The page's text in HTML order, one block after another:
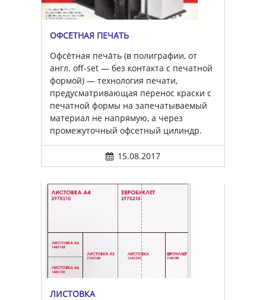
ОФСЕ́ТНАЯ ПЕЧА́ТЬ
Офсе́тная печа́ть (в полиграфии, от
англ. off-set — без контакта с печатной
формой) — технология печати,
предусматривающая перенос краски с
печатной формы на запечатываемый
материал не напрямую, а через
промежуточный офсетный цилиндр.
15.08.2017
ЛИСТО́ВКА